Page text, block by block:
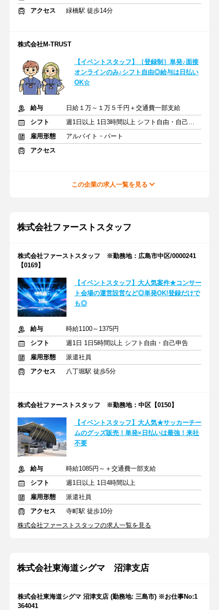
アクセス 緑橋駅 徒歩14分
株式会社M-TRUST
【イベントスタッフ】［登録制］単発♪面接
オンラインのみ♪シフト自由◎給与は日払い
OK☆
給与
日給１万～１万５千円＋交通費一部支給
シフト
週1日以上 1日3時間以上 シフト自由・自己申告
雇用形態
アルバイト・パート
アクセス
この企業の求人一覧を見る
株式会社ファーストスタッフ
株式会社ファーストスタッフ ※勤務地：広島市中区/0000241
【0169】
【イベントスタッフ】大人気案件★コンサー
ト会場の運営設営など◎単発OK!登録だけで
も◎
給与
時給1100～1375円
シフト
週1日 1日5時間以上 シフト自由・自己申告
雇用形態
派遣社員
アクセス
八丁堀駅 徒歩5分
株式会社ファーストスタッフ ※勤務地：中区【0150】
【イベントスタッフ】大人気★サッカーチー
ムのグッズ販売！単発×日払いは最強！来社
不要
給与
時給1085円～＋交通費一部支給
シフト
週1日以上 1日4時間以上
雇用形態
派遣社員
アクセス
寺町駅 徒歩10分
株式会社ファーストスタッフの求人一覧を見る
株式会社東海道シグマ 沼津支店
株式会社東海道シグマ 沼津支店 (勤務地: 三島市) ※お仕事No:1
364041